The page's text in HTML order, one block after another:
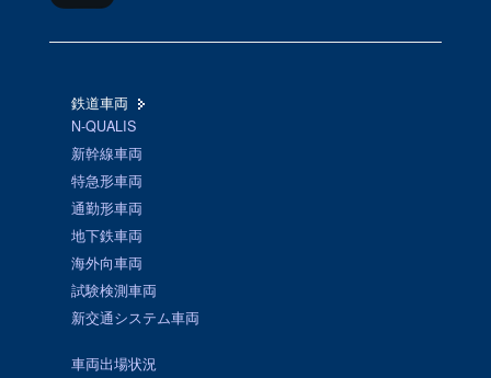
鉄道車両
N-QUALIS
新幹線車両
特急形車両
通勤形車両
地下鉄車両
海外向車両
試験検測車両
新交通システム車両
車両出場状況